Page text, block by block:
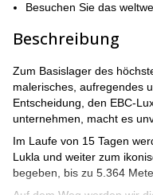
Besuchen Sie das
Beschreibung
Zum Basislager des
malerisches, aufregendes
Entscheidung, den EBC-
unternehmen, macht es
Im Laufe von 15 Tagen
Lukla und weiter zum
begeben, bis zu 5.364